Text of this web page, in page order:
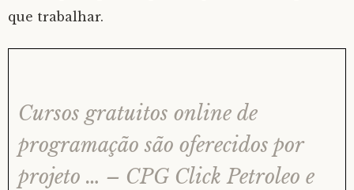
que trabalhar.
Cursos gratuitos online de
programação são oferecidos por
projeto … – CPG Click Petroleo e